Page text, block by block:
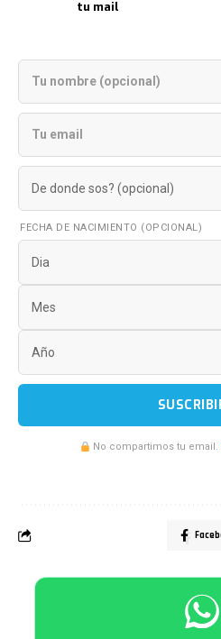
tu mail
FECHA DE NACIMIENTO (OPCIONAL)
No compartimos tu email.